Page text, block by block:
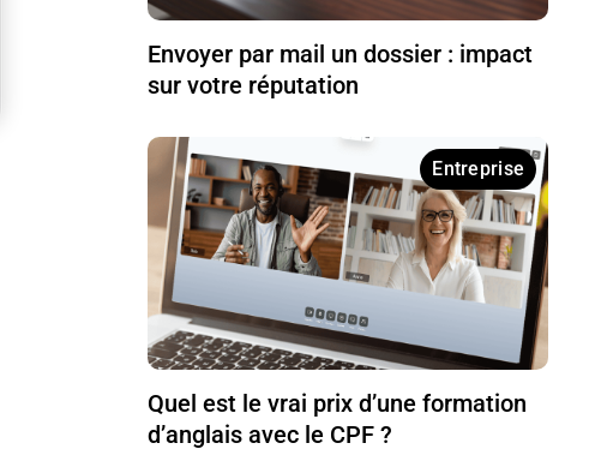
Envoyer par mail un dossier : impact
sur votre réputation
Entreprise
Quel est le vrai prix d’une formation
d’anglais avec le CPF ?